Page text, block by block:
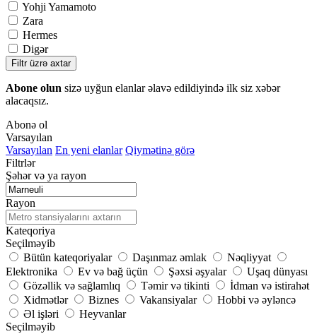
Yohji Yamamoto
Zara
Hermes
Digər
Filtr üzrə axtar
Abone olun sizə uyğun elanlar əlavə edildiyində ilk siz xəbər
alacaqsız.
Abonə ol
Varsayılan
Varsayılan En yeni elanlar Qiymətinə görə
Filtrlər
Şəhər və ya rayon
Rayon
Kateqoriya
Seçilməyib
Bütün kateqoriyalar
Daşınmaz əmlak
Nəqliyyat
Elektronika
Ev və bağ üçün Şəxsi əşyalar
Uşaq dünyası
Gözəllik və sağlamlıq
Təmir və tikinti
İdman və istirahət
Xidmətlər
Biznes Vakansiyalar
Hobbi və əyləncə
Əl işləri
Heyvanlar
Seçilməyib